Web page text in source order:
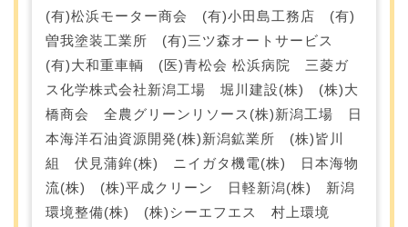
(有)松浜モーター商会 (有)小田島工務店 (有)
曽我塗装工業所 (有)三ツ森オートサービス
(有)大和重車輌 (医)青松会 松浜病院 三菱ガ
ス化学株式会社新潟工場 堀川建設(株) (株)大
橋商会 全農グリーンリソース(株)新潟工場 日
本海洋石油資源開発(株)新潟鉱業所 (株)皆川
組 伏見蒲鉾(株) ニイガタ機電(株) 日本海物
流(株) (株)平成クリーン 日軽新潟(株) 新潟
環境整備(株) (株)シーエフエス 村上環境